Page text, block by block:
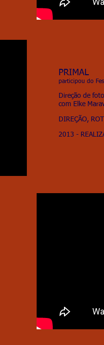
PRIMAL
participou do
Direção de
com Elke
DIREÇÃO,
2013 -